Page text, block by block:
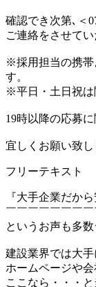
確認でき次第､＜
ご連絡をさせて
※採用担当の携帯
す。
※平日・土日祝は
19時以降の応募
宜しくお願い致し
フリーテキスト
『大手企業だか
￣￣￣￣￣￣￣
というお声も多
建設業界では大手
ホームページや
ここなら・・・